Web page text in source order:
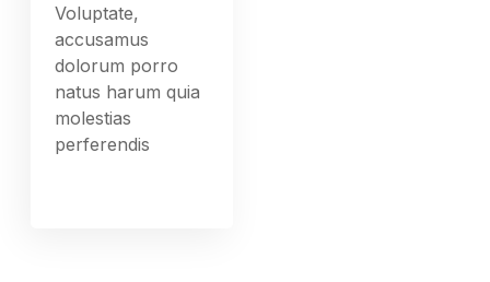
Voluptate,
accusamus
dolorum porro
natus harum quia
molestias
perferendis